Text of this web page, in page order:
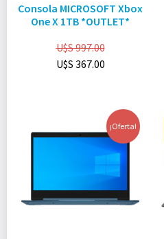
Consola MICROSOFT Xbox
One X 1TB *OUTLET*
U$S997.00
U$S 367.00
¡Oferta!